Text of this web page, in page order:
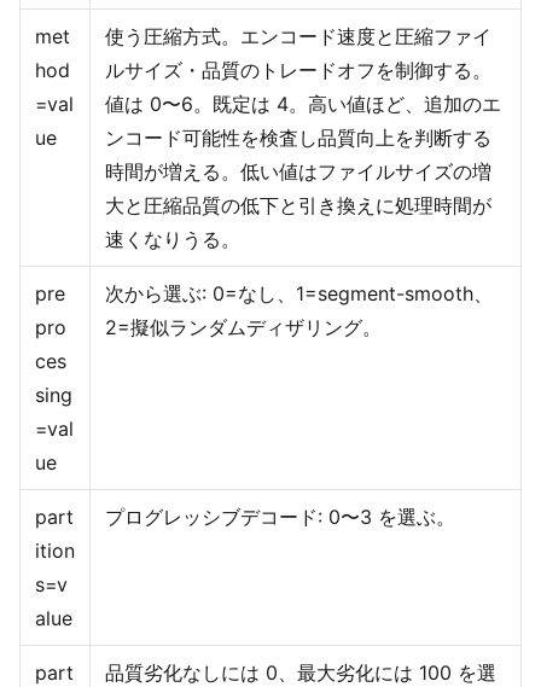
met
hod
=val
ue
使う圧縮方式。エンコード速度と圧縮ファイ
ルサイズ・品質のトレードオフを制御する。
値は 0〜6。既定は 4。高い値ほど、追加のエ
ンコード可能性を検査し品質向上を判断する
時間が増える。低い値はファイルサイズの増
大と圧縮品質の低下と引き換えに処理時間が
速くなりうる。
pre
pro
ces
sing
=val
ue
次から選ぶ: 0=なし、1=segment-smooth、
2=擬似ランダムディザリング。
part
ition
s=v
alue
プログレッシブデコード: 0〜3 を選ぶ。
part
品質劣化なしには 0、最大劣化には 100 を選